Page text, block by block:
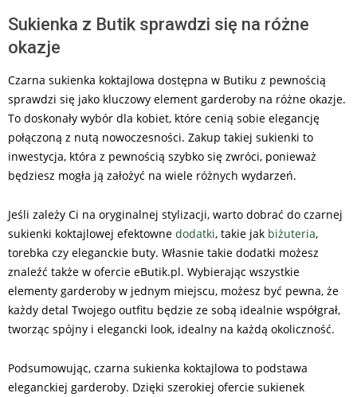
Sukienka z Butik sprawdzi się na różne
okazje
Czarna sukienka koktajlowa dostępna w Butiku z pewnością
sprawdzi się jako kluczowy element garderoby na różne okazje.
To doskonały wybór dla kobiet, które cenią sobie elegancję
połączoną z nutą nowoczesności. Zakup takiej sukienki to
inwestycja, która z pewnością szybko się zwróci, ponieważ
będziesz mogła ją założyć na wiele różnych wydarzeń.
Jeśli zależy Ci na oryginalnej stylizacji, warto dobrać do czarnej
sukienki koktajlowej efektowne dodatki, takie jak biżuteria,
torebka czy eleganckie buty. Własnie takie dodatki możesz
znaleźć także w ofercie eButik.pl. Wybierając wszystkie
elementy garderoby w jednym miejscu, możesz być pewna, że
każdy detal Twojego outfitu będzie ze sobą idealnie współgrał,
tworząc spójny i elegancki look, idealny na każdą okoliczność.
Podsumowując, czarna sukienka koktajlowa to podstawa
eleganckiej garderoby. Dzięki szerokiej ofercie sukienek